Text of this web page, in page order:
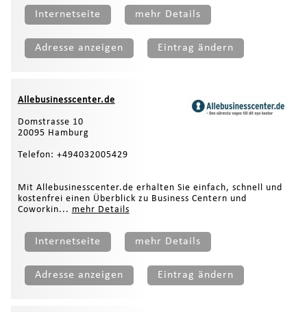
Internetseite mehr Details
Adresse anzeigen Eintrag ändern
Allebusinesscenter.de
Domstrasse 10
20095 Hamburg
Telefon: +494032005429
Mit Allebusinesscenter.de erhalten Sie einfach, schnell und
kostenfrei einen Überblick zu Business Centern und
Coworkin... mehr Details
Internetseite mehr Details
Adresse anzeigen Eintrag ändern